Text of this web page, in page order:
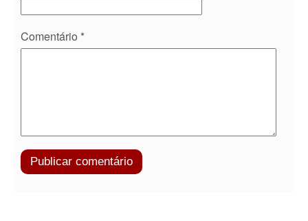
Comentário *